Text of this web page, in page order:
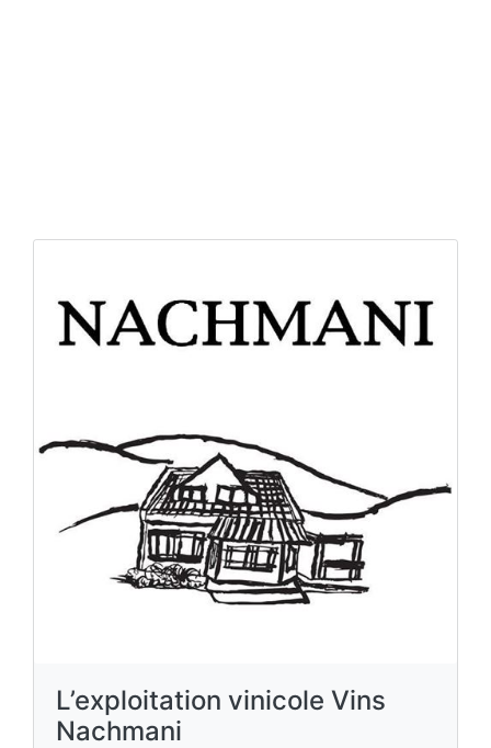
L’exploitation vinicole Vins
Nachmani